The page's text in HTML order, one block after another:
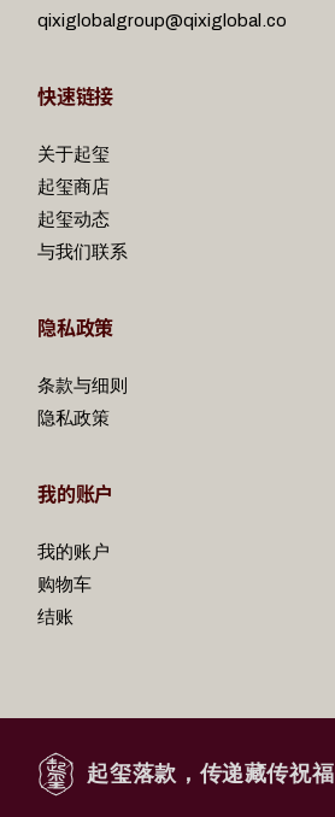
qixiglobalgroup@qixiglobal.co
快速链接
关于起玺
起玺商店
起玺动态
与我们联系
隐私政策
条款与细则
隐私政策
我的账户
我的账户
购物车
结账
起玺落款，传递藏传祝福